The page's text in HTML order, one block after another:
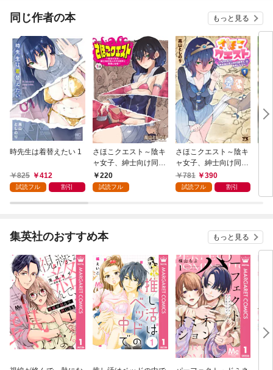
同じ作者の本 もっと見る
時先生は着替えたい 1
825 412
試読フル 割引
さほこクエスト～陰キ
ャ女子、紳士向け同人
RPG世界で勇者になる
～(話売り) #1
220
試読フル
さほこクエスト～陰キ
ャ女子、紳士向け同人
RPG世界で勇者になる
～ 1
781 390
試読フル 割引
集英社のおすすめ本 もっと見る